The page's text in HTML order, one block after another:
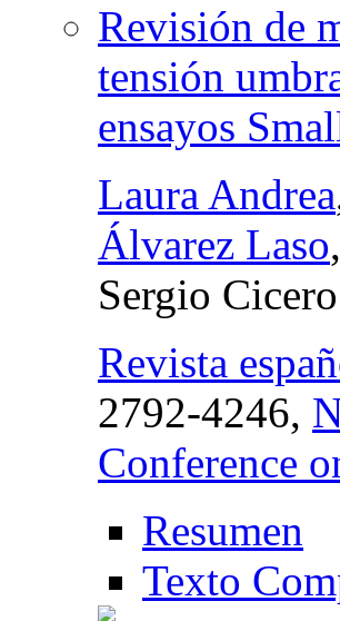
Revisión de
tensión
ensayos
Laura Andrea
Álvarez Laso,
Sergio
Revista
2792-4246,
Conference
Resumen
Texto